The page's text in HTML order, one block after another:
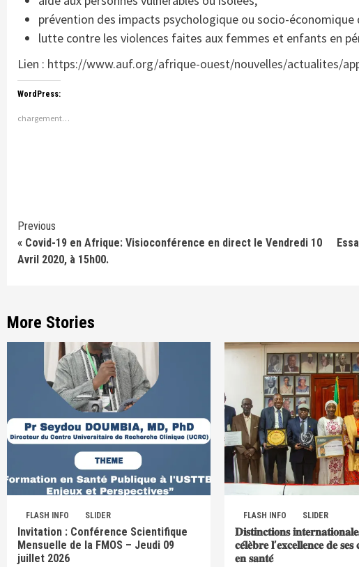
prévention des impacts psychologique ou socio-économique
lutte contre les violences faites aux femmes et enfants en
Lien : https://www.auf.org/afrique-ouest/nouvelles/actualites/
WordPress:
chargement…
Continue
Reading
Previous
« Covid-19 en Afrique: Visioconférence en direct le Vendredi 10
Avril 2020, à 15h00.
More Stories
FLASH INFO SLIDER
Invitation : Conférence Scientifique
Mensuelle de la FMOS – Jeudi 09
juillet 2026
FLASH INFO SLIDER
𝐃𝐢𝐬𝐭𝐢𝐧𝐜𝐭𝐢𝐨𝐧𝐬
𝐜𝐞́𝐥𝐞̀𝐛𝐫𝐞 𝐥’𝐞𝐱𝐜𝐞𝐥𝐥𝐞𝐧𝐜𝐞 𝐝𝐞
𝐞𝐧 𝐬𝐚𝐧𝐭𝐞́